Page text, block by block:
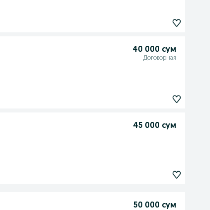
40 000 сум
Договорная
45 000 сум
50 000 сум